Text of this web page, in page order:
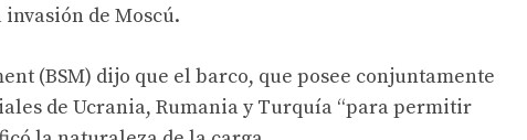
de Moscú.
(BSM) dijo que el barco, que posee conjuntamente
de Ucrania, Rumania y Turquía “para permitir